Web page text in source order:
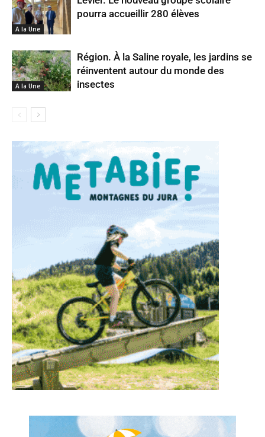
A la Une
pourra accueillir 280 élèves
A la Une
Région. À la Saline royale, les jardins se
réinventent autour du monde des
insectes